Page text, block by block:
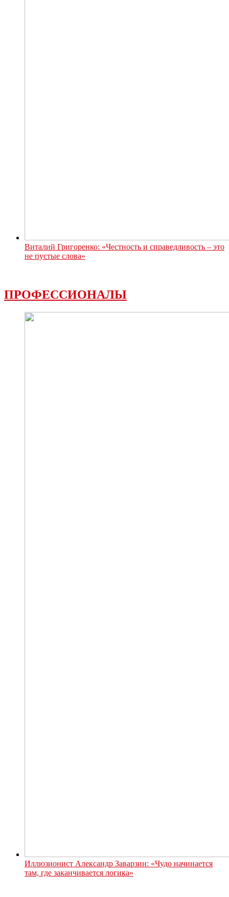
Виталий Григоренко: «Честность и справедливость – это
не пустые слова»
ПРОФЕССИОНАЛЫ
Иллюзионист Александр Заварзин: «Чудо начинается
там, где заканчивается логика»